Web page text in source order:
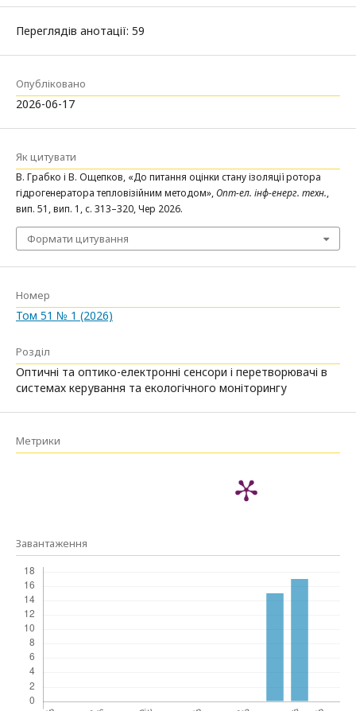
Переглядів анотації: 59
Опубліковано
2026-06-17
Як цитувати
В. Грабко і В. Ощепков, «До питання оцінки стану ізоляції ротора
гідрогенератора тепловізійним методом»,Опт-ел. інф-енерг. техн.,
вип. 51, вип. 1, с. 313–320, Чер 2026.
Формати цитування
Номер
Том 51 № 1 (2026)
Розділ
Оптичні та оптико-електронні сенсори і перетворювачі в
системах керування та екологічного моніторингу
Метрики
Завантаження